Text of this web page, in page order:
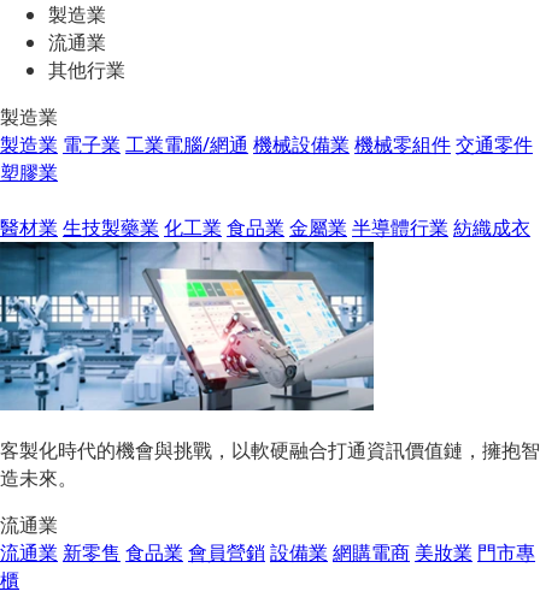
製造業
流通業
其他行業
製造業
製造業 電子業 工業電腦/網通 機械設備業 機械零組件交通零件
塑膠業
醫材業 生技製藥業 化工業 食品業 金屬業 半導體行業 紡織成衣
客製化時代的機會與挑戰，以軟硬融合打通資訊價值鏈，擁抱智
造未來。
流通業
流通業 新零售 食品業 會員營銷設備業 網購電商 美妝業 門市專
櫃